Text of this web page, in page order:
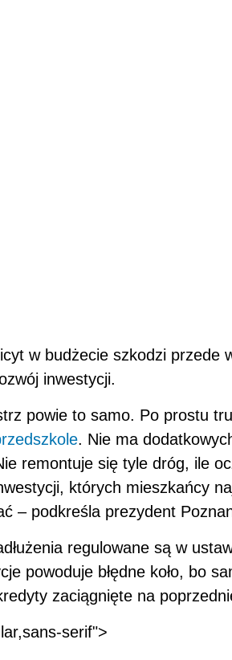
w budżecie szkodzi przede
inwestycji.
powie to samo. Po prostu
. Nie ma
remontuje się tyle dróg, ile
których mieszkańcy
– podkreśla prezydent
regulowane są w
powoduje błędne koło, bo
zaciągnięte na
serif">